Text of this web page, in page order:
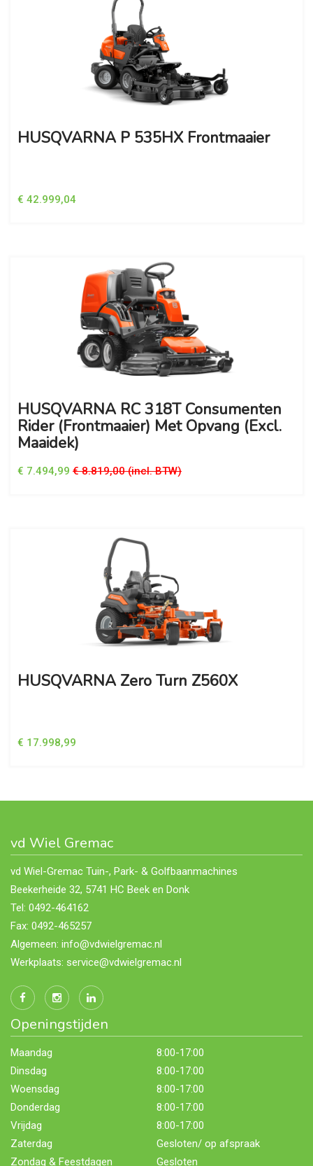
HUSQVARNA P 535HX Frontmaaier
€ 42.999,04
HUSQVARNA RC 318T Consumenten
Rider (Frontmaaier) Met Opvang (excl.
Maaidek)
€ 7.494,99 € 8.819,00 (incl. BTW)
HUSQVARNA Zero Turn Z560X
€ 17.998,99
vd Wiel Gremac
vd Wiel-Gremac Tuin-, Park- & Golfbaanmachines
Beekerheide 32, 5741 HC Beek en Donk
Tel: 0492-464162
Fax: 0492-465257
Algemeen: info@vdwielgremac.nl
Werkplaats: service@vdwielgremac.nl
Openingstijden
Maandag
8:00-17:00
Dinsdag
8:00-17:00
Woensdag
8:00-17:00
Donderdag
8:00-17:00
Vrijdag
8:00-17:00
Zaterdag
Gesloten/ op afspraak
Zondag & Feestdagen
Gesloten